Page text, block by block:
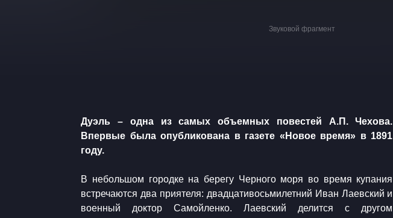
Звуковой фрагмент
​​Дуэль – одна из самых объемных повестей А.П. Чехова.
Впервые была опубликована в газете «Новое время» в 1891
году.
​В небольшом городке на берегу Черного моря во время купания
встречаются два приятеля: двадцативосьмилетний Иван Лаевский и
военный доктор Самойленко. Лаевский делится с другом